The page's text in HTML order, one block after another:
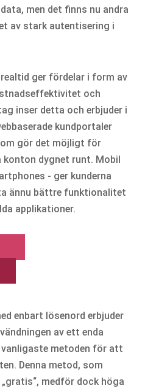
men det finns nu andra
av stark autentisering i
ger fördelar i form av
och
inser detta och erbjuder i
kundportaler
gör det möjligt för
dygnet runt. Mobil
- ger kunderna
ännu bättre funktionalitet
applikationer.
enbart lösenord erbjuder
av ett enda
metoden för att
Denna metod, som
medför dock höga